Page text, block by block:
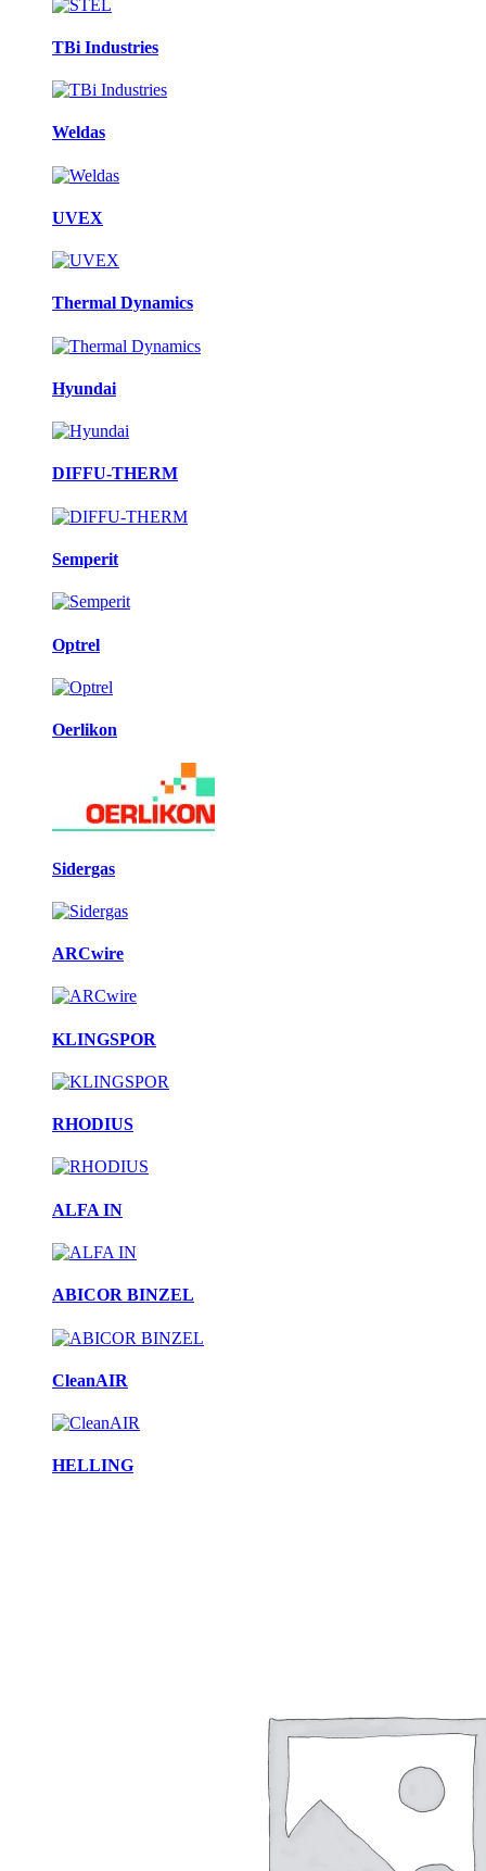
TBi Industries
Weldas
UVEX
Thermal Dynamics
Hyundai
DIFFU-THERM
Semperit
Optrel
Oerlikon
Sidergas
ARCwire
KLINGSPOR
RHODIUS
ALFA IN
ABICOR BINZEL
CleanAIR
HELLING